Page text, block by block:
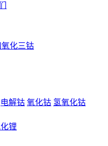
氧化三钴
电解钴 氧化钴 氢氧化钴
锂